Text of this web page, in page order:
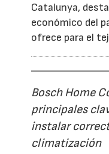
Catalunya,
económico del
ofrece para el
Bosch Home
principales
instalar
climatización